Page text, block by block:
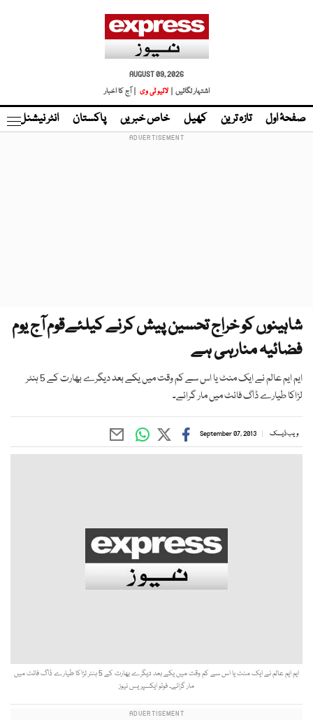
AUGUST 09, 2026
اشتہار لگائیں |
لائیو ٹی وی | آج کا اخبار
صفحۂ اول تازہ ترین کھیل خاص خبریں پاکستان انٹر نیشنل
شاہینوں کو خراج تحسین پیش کرنے کیلئےقوم آج یوم
فضائیہ منارہی ہے
ایم ایم عالم نے ایک منٹ یا اس سے کم وقت میں یکے بعد دیگرے بھارت کے 5 ہنٹر
لڑاکا طیارے ڈاگ فائٹ میں مار گرائے۔
ویب ڈیسک September 07, 2013
ایم ایم عالم نے ایک منٹ یا اس سے کم وقت میں یکے بعد دیگرے بھارت کے 5 ہنٹر لڑاکا طیارے ڈاگ فائٹ میں
مار گرائے۔ فوٹو ایکسپریس نیوز